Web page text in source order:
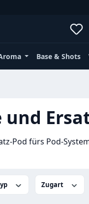
Base & Shots
Pod fürs Pod-
Zugart